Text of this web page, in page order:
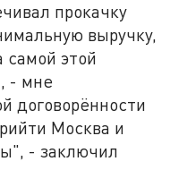
прокачку
выручку,
самой этой
- мне
договорённости
Москва и
- заключил